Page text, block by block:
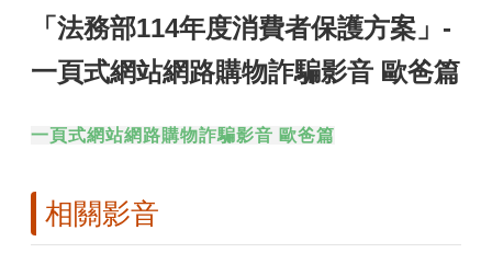
「法務部114年度消費者保護方案」-
一頁式網站網路購物詐騙影音 歐爸篇
一頁式網站網路購物詐騙影音 歐爸篇
相關影音